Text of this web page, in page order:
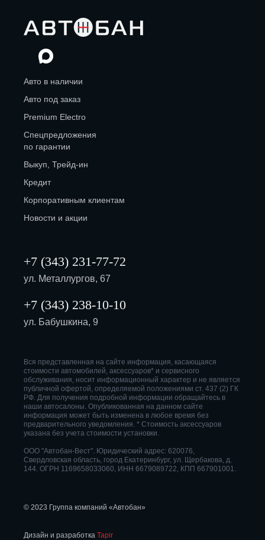
Авто в наличии
Авто под заказ
Premium Electro
Спецпредложения
по гарантии
Выкуп, Трейд-ин
Кредит
Корпоративным клиентам
Новости и акции
+7 (343) 231-77-72
ул. Металлургов, 67
+7 (343) 238-10-10
ул. Бабушкина, 9
© 2023 Группа компаний «Автобан»
Вся представленная на сайте информация, касающаяся
стоимости автомобилей, аксессуаров* и сервисного
обслуживания, носит информационный характер и не является
публичной офертой, определяемой положениями ст. 437 (2) ГК
РФ. Для получения подробной информации обращайтесь в
наши автосалоны. Опубликованная на данном сайте
информация может быть изменена в любое время без
предварительного уведомления. * Стоимость аксессуаров
указана без учета стоимости установки.
ООО "Автобан-Вест". Юридический адрес: 620076,
Свердловская область, город Екатеринбург, ул. Щербакова, д.
144. ОГРН 1169658033060, ИНН 6679089722, КПП 667901001.
Дизайн и разработка Tapir